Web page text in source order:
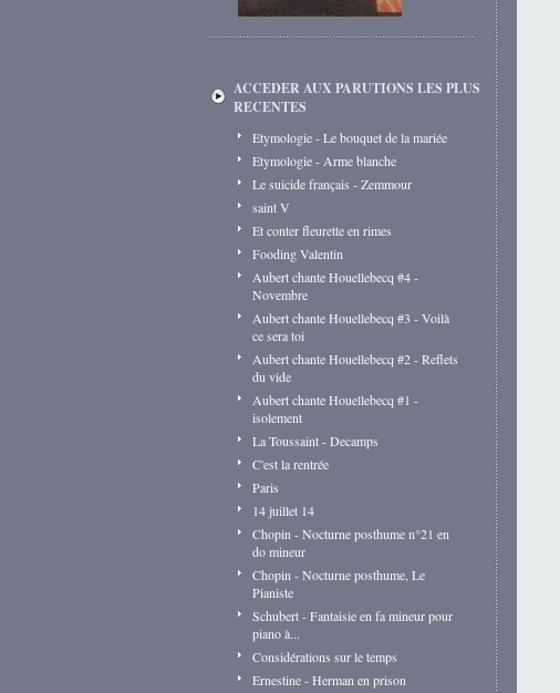
ACCEDER AUX PARUTIONS LES PLUS
RECENTES
Etymologie - Le bouquet de la mariée
Etymologie - Arme blanche
Le suicide français - Zemmour
saint V
Et conter fleurette en rimes
Fooding Valentin
Aubert chante Houellebecq #4 -
Novembre
Aubert chante Houellebecq #3 - Voilà
ce sera toi
Aubert chante Houellebecq #2 - Reflets
du vide
Aubert chante Houellebecq #1 -
isolement
La Toussaint - Decamps
C'est la rentrée
Paris
14 juillet 14
Chopin - Nocturne posthume n°21 en
do mineur
Chopin - Nocturne posthume, Le
Pianiste
Schubert - Fantaisie en fa mineur pour
piano à...
Considérations sur le temps
Ernestine - Herman en prison